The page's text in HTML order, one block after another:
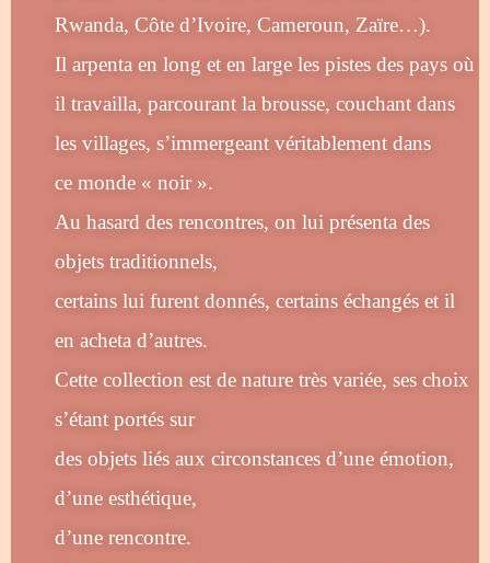
Rwanda, Côte d’Ivoire, Cameroun, Zaïre…).
Il arpenta en long et en large les pistes des pays où
il travailla, parcourant la brousse, couchant dans
les villages, s’immergeant véritablement dans
ce monde « noir ».
Au hasard des rencontres, on lui présenta des
objets traditionnels,
certains lui furent donnés, certains échangés et il
en acheta d’autres.
Cette collection est de nature très variée, ses choix
s’étant portés sur
des objets liés aux circonstances d’une émotion,
d’une esthétique,
d’une rencontre.